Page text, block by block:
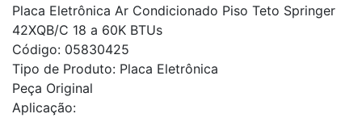
Placa Eletrônica Ar Condicionado Piso Teto Springer
42XQB/C 18 a 60K BTUs
Código: 05830425
Tipo de Produto: Placa Eletrônica
Peça Original
Aplicação: